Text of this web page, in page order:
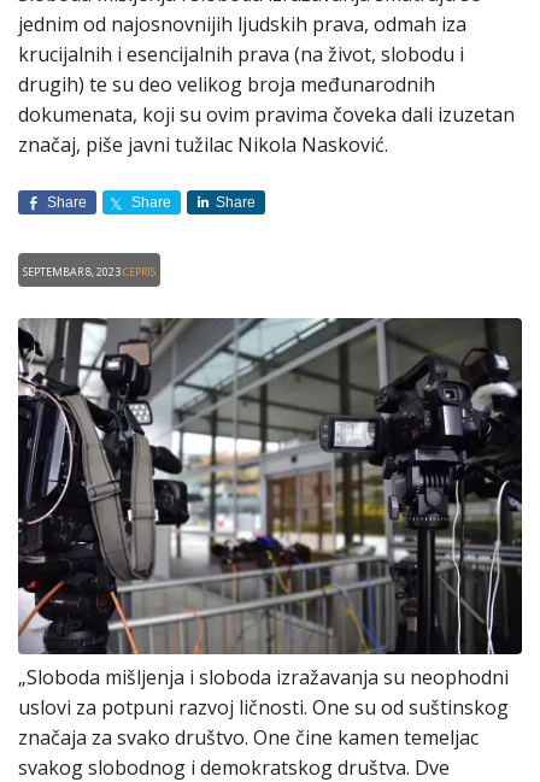
jednim od najosnovnijih ljudskih prava, odmah iza
krucijalnih i esencijalnih prava (na život, slobodu i
drugih) te su deo velikog broja međunarodnih
dokumenata, koji su ovim pravima čoveka dali izuzetan
značaj, piše javni tužilac Nikola Nasković.
Share Share Share
Septembar 8, 2023CEPRIS
„Sloboda mišljenja i sloboda izražavanja su neophodni
uslovi za potpuni razvoj ličnosti. One su od suštinskog
značaja za svako društvo. One čine kamen temeljac
svakog slobodnog i demokratskog društva. Dve